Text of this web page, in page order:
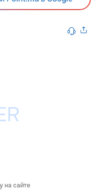
на сайте